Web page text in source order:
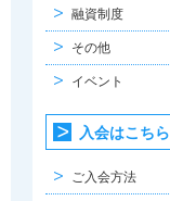
融資制度
その他
イベント
入会はこちら
ご入会方法